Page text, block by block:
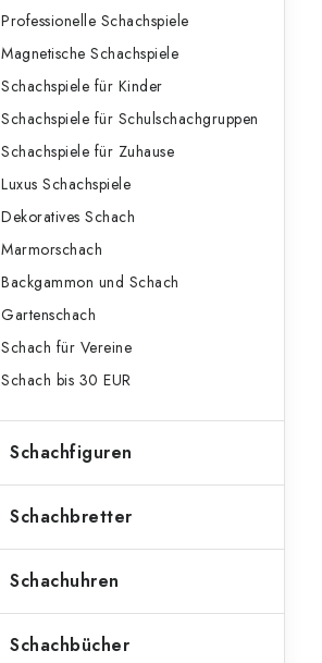
Professionelle Schachspiele
Magnetische Schachspiele
Schachspiele für Kinder
Schachspiele für Schulschachgruppen
Schachspiele für Zuhause
Luxus Schachspiele
Dekoratives Schach
Marmorschach
Backgammon und Schach
Gartenschach
Schach für Vereine
Schach bis 30 EUR
Schachfiguren
Schachbretter
Schachuhren
Schachbücher